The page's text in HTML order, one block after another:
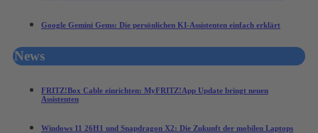
Google Gemini Gems: Die persönlichen KI-Assistenten einfach erklärt
News
FRITZ!Box Cable einrichten: MyFRITZ!App Update bringt neuen
Assistenten
Windows 11 26H1 und Snapdragon X2: Die Zukunft der mobilen Laptops